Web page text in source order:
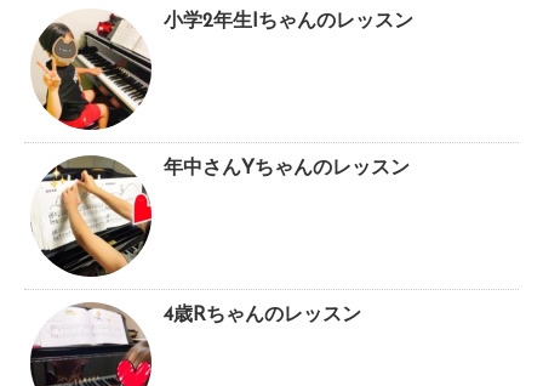
小学2年生Iちゃんのレッスン
年中さんYちゃんのレッスン
4歳Rちゃんのレッスン